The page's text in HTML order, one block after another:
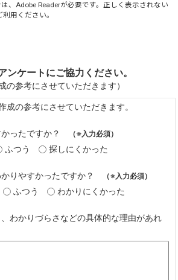
、 Adobe Readerが必要です。正しく表示されない
用ください。